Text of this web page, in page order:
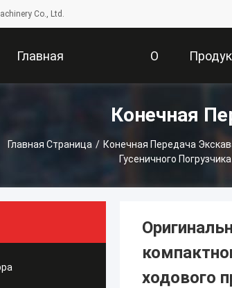
Co., Ltd.
Главная О
Компании
Конечная
Главная Страница / Конечная Передача
Гусеничного
ходового